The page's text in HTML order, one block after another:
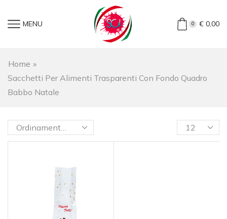
MENU 0 €0,00
Home »
Sacchetti Per Alimenti Trasparenti Con Fondo Quadro
Babbo Natale